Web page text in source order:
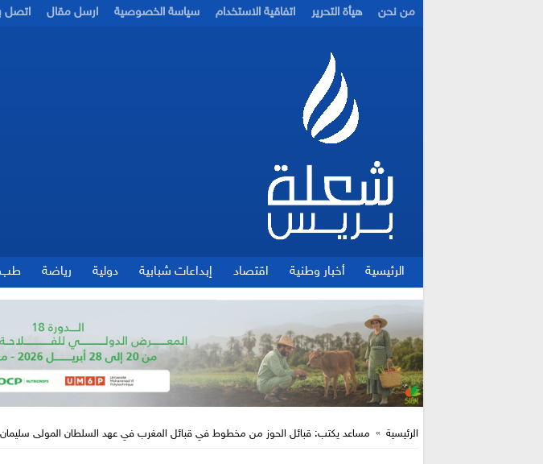
من نحن هيأة التحرير اتفاقية الاستخدام سياسة الخصوصية ارسل مقال اتصل
الرئيسية أخبار وطنية اقتصاد إبداعات شبابية دولية رياضة طب
الرئيسية » مساعد يكتب: قبائل الحوز من مخطوط في قبائل المغرب في عهد السلطان المولى سليمان